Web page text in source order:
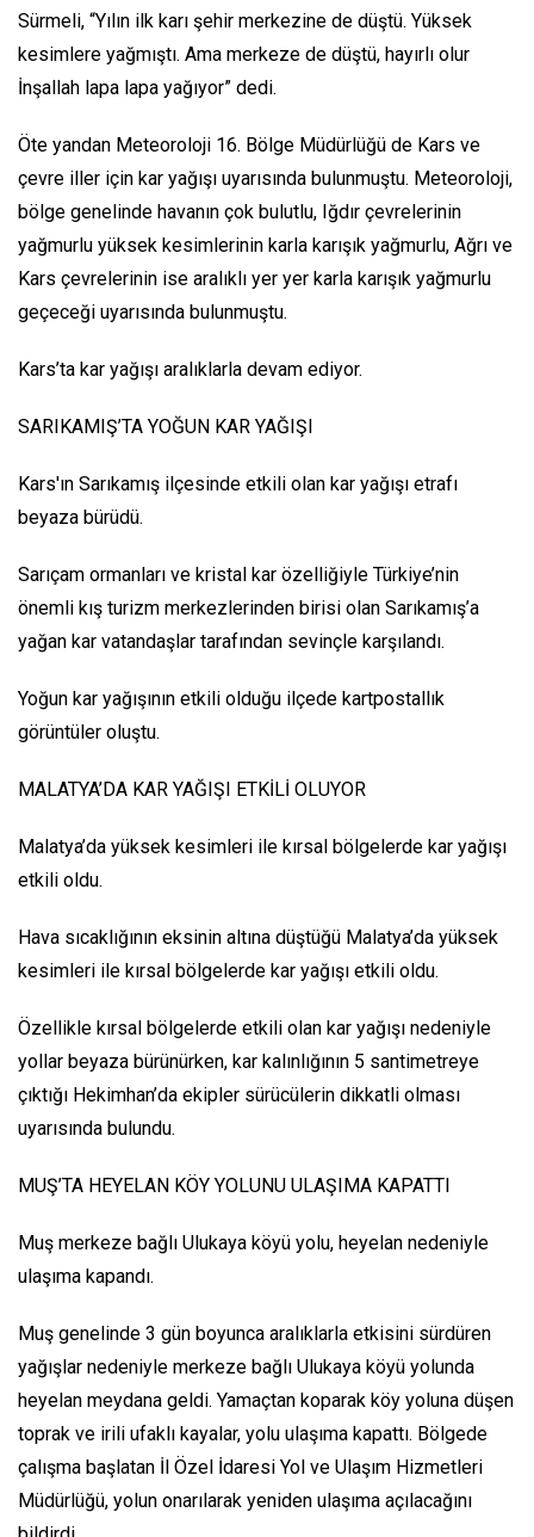
Sürmeli, “Yılın ilk karı şehir merkezine de düştü. Yüksek
kesimlere yağmıştı. Ama merkeze de düştü, hayırlı olur
İnşallah lapa lapa yağıyor” dedi.
Öte yandan Meteoroloji 16. Bölge Müdürlüğü de Kars ve
çevre iller için kar yağışı uyarısında bulunmuştu. Meteoroloji,
bölge genelinde havanın çok bulutlu, Iğdır çevrelerinin
yağmurlu yüksek kesimlerinin karla karışık yağmurlu, Ağrı ve
Kars çevrelerinin ise aralıklı yer yer karla karışık yağmurlu
geçeceği uyarısında bulunmuştu.
Kars’ta kar yağışı aralıklarla devam ediyor.
SARIKAMIŞ’TA YOĞUN KAR YAĞIŞI
Kars'ın Sarıkamış ilçesinde etkili olan kar yağışı etrafı
beyaza bürüdü.
Sarıçam ormanları ve kristal kar özelliğiyle Türkiye’nin
önemli kış turizm merkezlerinden birisi olan Sarıkamış’a
yağan kar vatandaşlar tarafından sevinçle karşılandı.
Yoğun kar yağışının etkili olduğu ilçede kartpostallık
görüntüler oluştu.
MALATYA’DA KAR YAĞIŞI ETKİLİ OLUYOR
Malatya’da yüksek kesimleri ile kırsal bölgelerde kar yağışı
etkili oldu.
Hava sıcaklığının eksinin altına düştüğü Malatya’da yüksek
kesimleri ile kırsal bölgelerde kar yağışı etkili oldu.
Özellikle kırsal bölgelerde etkili olan kar yağışı nedeniyle
yollar beyaza bürünürken, kar kalınlığının 5 santimetreye
çıktığı Hekimhan’da ekipler sürücülerin dikkatli olması
uyarısında bulundu.
MUŞ’TA HEYELAN KÖY YOLUNU ULAŞIMA KAPATTI
Muş merkeze bağlı Ulukaya köyü yolu, heyelan nedeniyle
ulaşıma kapandı.
Muş genelinde 3 gün boyunca aralıklarla etkisini sürdüren
yağışlar nedeniyle merkeze bağlı Ulukaya köyü yolunda
heyelan meydana geldi. Yamaçtan koparak köy yoluna düşen
toprak ve irili ufaklı kayalar, yolu ulaşıma kapattı. Bölgede
çalışma başlatan İl Özel İdaresi Yol ve Ulaşım Hizmetleri
Müdürlüğü, yolun onarılarak yeniden ulaşıma açılacağını